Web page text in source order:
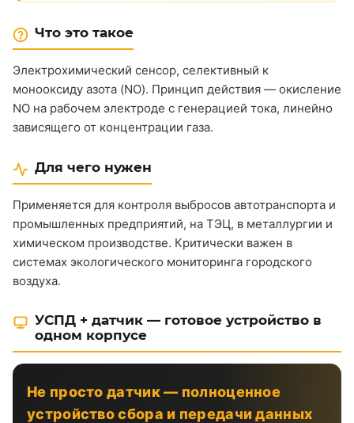
Что это такое
Электрохимический сенсор, селективный к
монооксиду азота (NO). Принцип действия — окисление
NO на рабочем электроде с генерацией тока, линейно
зависящего от концентрации газа.
Для чего нужен
Применяется для контроля выбросов автотранспорта и
промышленных предприятий, на ТЭЦ, в металлургии и
химическом производстве. Критически важен в
системах экологического мониторинга городского
воздуха.
УСПД + датчик — готовое устройство в
одном корпусе
Не просто датчик — полноценное
устройство сбора и передачи данных